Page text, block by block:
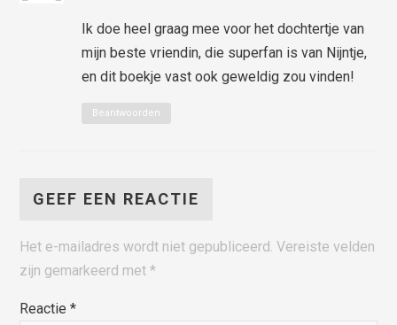
Ik doe heel graag mee voor het dochtertje van
mijn beste vriendin, die superfan is van Nijntje,
en dit boekje vast ook geweldig zou vinden!
Beantwoorden
GEEF EEN REACTIE
Het e-mailadres wordt niet gepubliceerd. Vereiste velden
zijn gemarkeerd met*
Reactie*